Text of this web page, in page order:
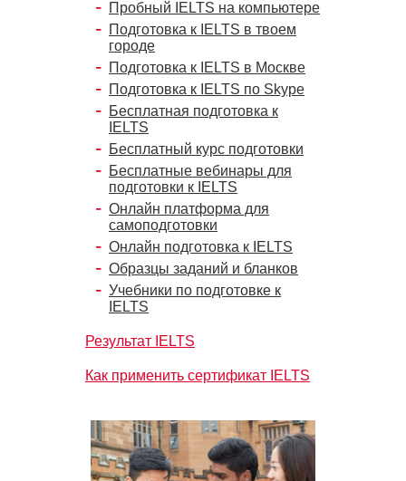
Пробный IELTS на компьютере
Подготовка к IELTS в твоем
городе
Подготовка к IELTS в Москве
Подготовка к IELTS по Skype
Бесплатная подготовка к
IELTS
Бесплатный курс подготовки
Бесплатные вебинары для
подготовки к IELTS
Онлайн платформа для
самоподготовки
Онлайн подготовка к IELTS
Образцы заданий и бланков
Учебники по подготовке к
IELTS
Результат IELTS
Как применить сертификат IELTS